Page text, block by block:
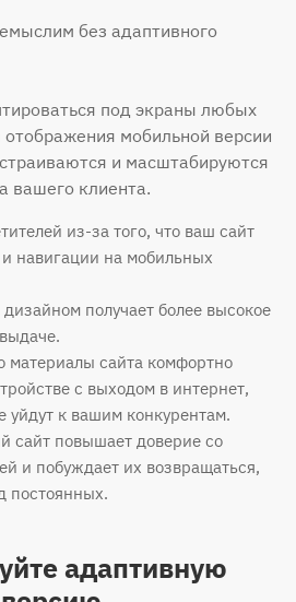
без адаптивного
под экраны любых
мобильной версии
и масштабируются
вашего клиента.
из-за того, что ваш сайт
навигации на мобильных
получает более высокое
материалы сайта комфортно
с выходом в интернет,
уйдут к вашим конкурентам.
сайт повышает доверие со
и побуждает их возвращаться,
постоянных.
адаптивную